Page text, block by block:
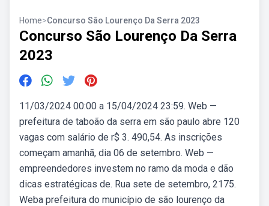
Home>Concurso São Lourenço Da Serra 2023
Concurso São Lourenço Da Serra
2023
11/03/2024 00:00 a 15/04/2024 23:59. Web —
prefeitura de taboão da serra em são paulo abre 120
vagas com salário de r$ 3. 490,54. As inscrições
começam amanhã, dia 06 de setembro. Web —
empreendedores investem no ramo da moda e dão
dicas estratégicas de. Rua sete de setembro, 2175.
Weba prefeitura do município de são lourenço da